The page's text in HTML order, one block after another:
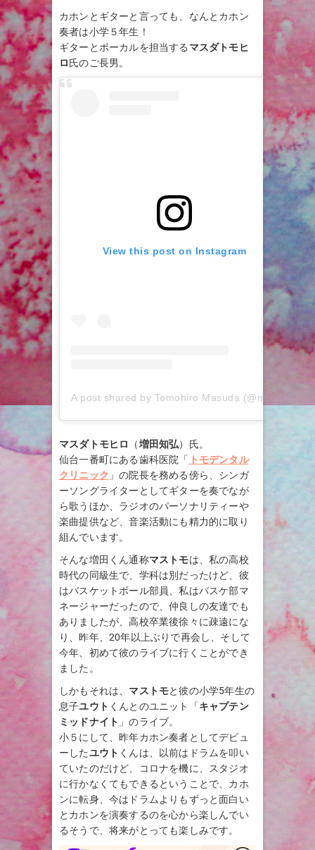
カホンとギターと言っても、なんとカホン
奏者は小学５年生！
ギターとボーカルを担当する マスダトモヒ
ロ氏のご長男。
View this post on Instagram
マスダトモヒロ （増田知弘）氏。
仙台一番町にある歯科医院「 トモデンタル
クリニック 」の院長を務める傍ら、シンガ
ーソングライターとしてギターを奏でなが
ら歌うほか、ラジオのパーソナリティーや
楽曲提供など、音楽活動にも精力的に取り
組んでいます。
そんな増田くん通称マストモは、私の高校
時代の同級生で、学科は別だったけど、彼
はバスケットボール部員、私はバスケ部マ
ネージャーだったので、仲良しの友達でも
ありましたが、高校卒業後徐々に疎遠にな
り、昨年、20年以上ぶりで再会し、そして
今年、初めて彼のライブに行くことができ
ました。
しかもそれは、 マストモと彼の小学5年生の
息子ユウト くんとのユニット「キャプテン
ミッドナイト 」のライブ。
小５にして、昨年カホン奏者としてデビュ
ーしたユウト くんは、以前はドラムを叩い
ていたのだけど、コロナを機に、スタジオ
に行かなくてもできるということで、カホ
ンに転身、今はドラムよりもずっと面白い
とカホンを演奏するのを心から楽しんでい
るそうで、将来がとっても楽しみです。